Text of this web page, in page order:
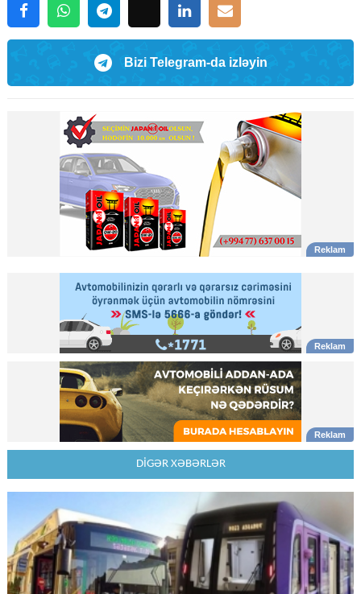
Bizi Telegram-da izləyin
DİGƏR XƏBƏRLƏR